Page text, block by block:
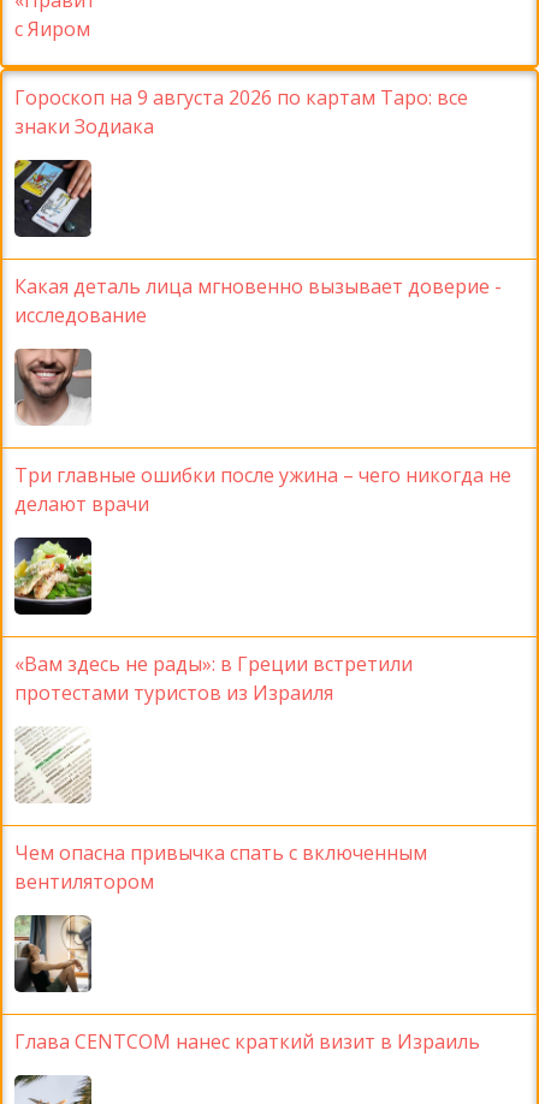
Гороскоп на 9 августа 2026 по картам Таро: все
знаки Зодиака
Какая деталь лица мгновенно вызывает доверие -
исследование
Три главные ошибки после ужина – чего никогда не
делают врачи
«Вам здесь не рады»: в Греции встретили
протестами туристов из Израиля
Чем опасна привычка спать с включенным
вентилятором
Глава CENTCOM нанес краткий визит в Израиль